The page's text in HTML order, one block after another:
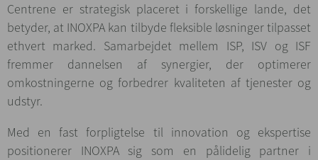
Centrene er strategisk placeret i forskellige lande, det
betyder, at INOXPA kan tilbyde fleksible løsninger tilpasset
ethvert marked. Samarbejdet mellem ISP, ISV og ISF
fremmer dannelsen af synergier, der optimerer
omkostningerne og forbedrer kvaliteten af tjenester og
udstyr.
Med en fast forpligtelse til innovation og ekspertise
positionerer INOXPA sig som en pålidelig partner i